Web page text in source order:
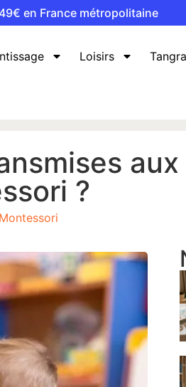
en France métropolitaine
Loisirs
?